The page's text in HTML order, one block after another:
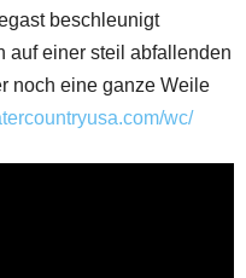
beschleunigt
auf einer steil abfallenden
noch eine ganze Weile
wc/